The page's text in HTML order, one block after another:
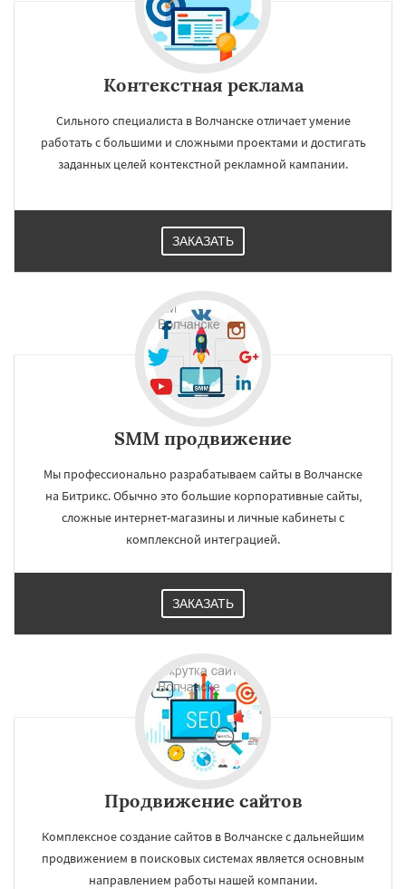
Контекстная реклама
Сильного специалиста в Волчанске отличает умение
работать с большими и сложными проектами и достигать
заданных целей контекстной рекламной кампании.
ЗАКАЗАТЬ
SMM продвижение
Мы профессионально разрабатываем сайты в Волчанске
на Битрикс. Обычно это большие корпоративные сайты,
сложные интернет-магазины и личные кабинеты с
комплексной интеграцией.
ЗАКАЗАТЬ
Продвижение сайтов
Комплексное создание сайтов в Волчанске с дальнейшим
продвижением в поисковых системах является основным
направлением работы нашей компании.